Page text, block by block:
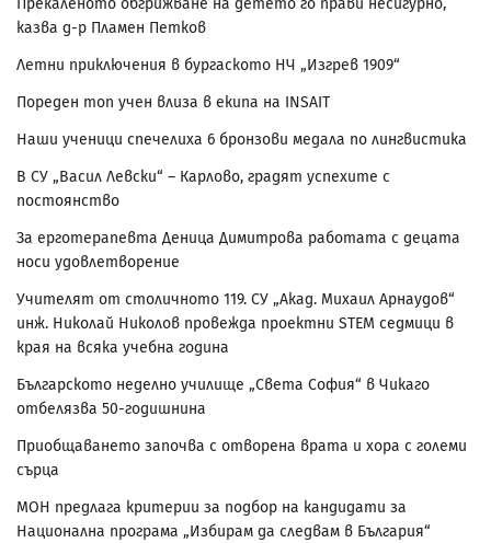
Прекаленото обгрижване на детето го прави несигурно,
казва д-р Пламен Петков
Летни приключения в бургаското НЧ „Изгрев 1909“
Пореден топ учен влиза в екипа на INSAIT
Наши ученици спечелиха 6 бронзови медала по лингвистика
В СУ „Васил Левски“ – Карлово, градят успехите с
постоянство
За ерготерапевта Деница Димитрова работата с децата
носи удовлетворение
Учителят от столичното 119. СУ „Акад. Михаил Арнаудов“
инж. Николай Николов провежда проектни STEM седмици в
края на всяка учебна година
Българското неделно училище „Света София“ в Чикаго
отбелязва 50-годишнина
Приобщаването започва с отворена врата и хора с големи
сърца
МОН предлага критерии за подбор на кандидати за
Национална програма „Избирам да следвам в България“